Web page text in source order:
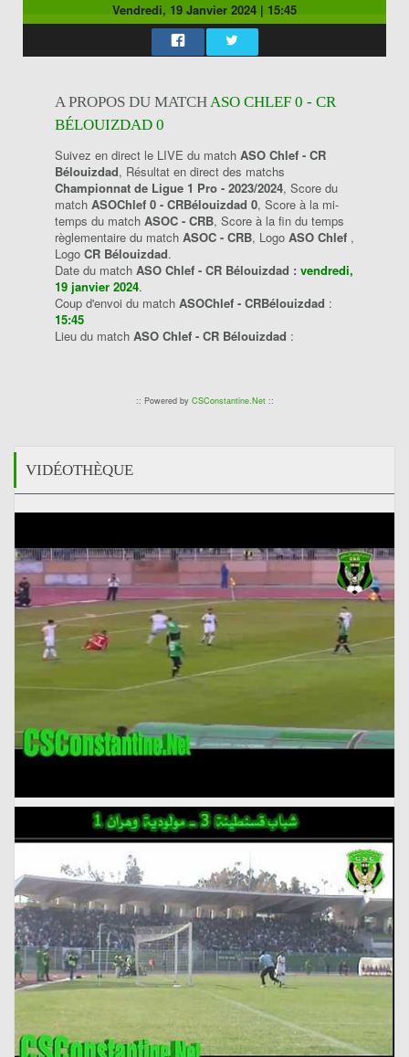
Vendredi, 19 Janvier 2024 | 15:45
A PROPOS DU MATCHASO CHLEF 0 - CR
BÉLOUIZDAD 0
Suivez en direct le LIVE du match ASO Chlef - CR
Bélouizdad, Résultat en direct des matchs
Championnat de Ligue 1 Pro - 2023/2024, Score du
match ASOChlef 0 - CRBélouizdad 0, Score à la mi-
temps du match ASOC - CRB, Score à la fin du temps
règlementaire du match ASOC - CRB, Logo ASO Chlef ,
Logo CR Bélouizdad.
Date du match ASO Chlef - CR Bélouizdad : vendredi,
19 janvier 2024.
Coup d'envoi du match ASOChlef - CRBélouizdad :
15:45
Lieu du match ASO Chlef - CR Bélouizdad :
:: Powered by CSConstantine.Net::
VIDÉOTHÈQUE